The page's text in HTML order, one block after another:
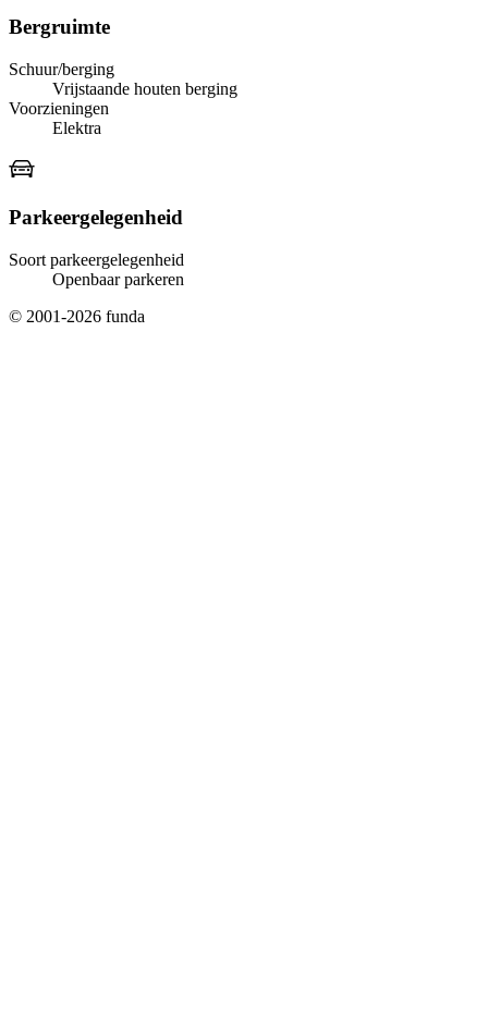
Bergruimte
Schuur/berging
Vrijstaande houten berging
Voorzieningen
Elektra
Parkeergelegenheid
Soort parkeergelegenheid
Openbaar parkeren
© 2001-2026 funda